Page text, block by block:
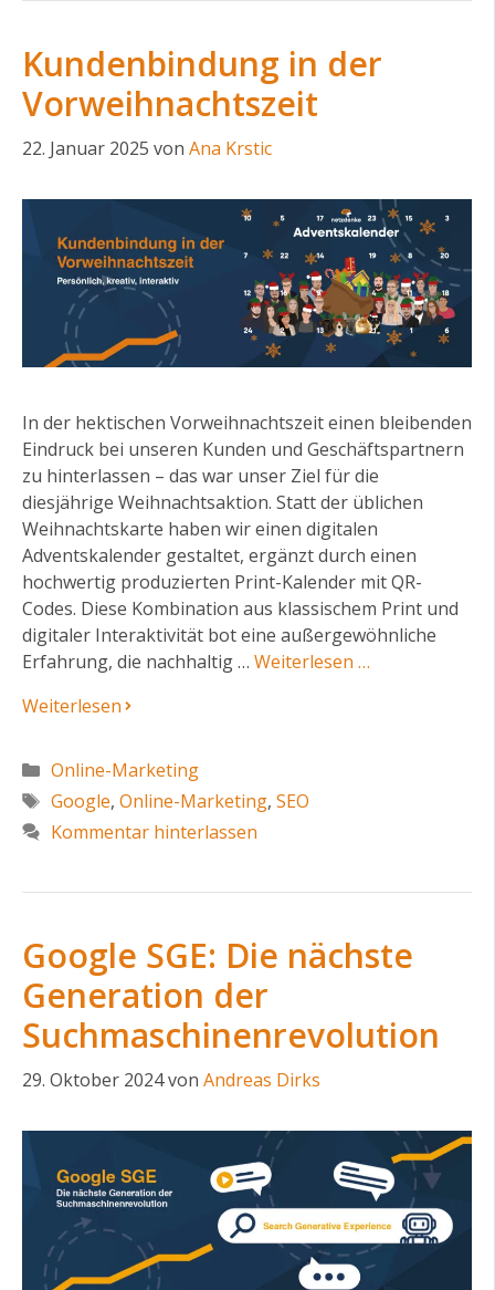
Kundenbindung in der
Vorweihnachtszeit
22. Januar 2025 von Ana Krstic
In der hektischen Vorweihnachtszeit einen bleibenden
Eindruck bei unseren Kunden und Geschäftspartnern
zu hinterlassen – das war unser Ziel für die
diesjährige Weihnachtsaktion. Statt der üblichen
Weihnachtskarte haben wir einen digitalen
Adventskalender gestaltet, ergänzt durch einen
hochwertig produzierten Print-Kalender mit QR-
Codes. Diese Kombination aus klassischem Print und
digitaler Interaktivität bot eine außergewöhnliche
Erfahrung, die nachhaltig … Weiterlesen …
Weiterlesen
Kategorien
Online-Marketing
Schlagwörter
Google, Online-Marketing, SEO
Kommentar hinterlassen
Google SGE: Die nächste
Generation der
Suchmaschinenrevolution
29. Oktober 2024von Andreas Dirks